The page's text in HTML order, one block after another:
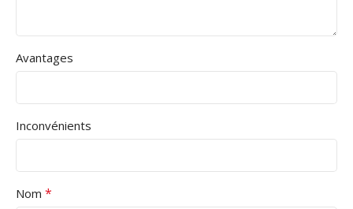
Avantages
Inconvénients
Nom *